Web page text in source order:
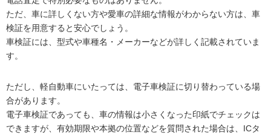
ただ、車に詳しくない方や愛車の詳細な情報がわからない方は、車
検証を用意すると安心でしょう。
車検証には、型式や車種名・メーカーなどが詳しく記載されていま
す。
ただし、軽自動車にいたっては、電子車検証に切り替わっている場
合があります。
電子車検証であっても、車の情報は小さくなった印紙でチェックは
できますが、有効期限や本拠の位置などを質問された場合は、ICタ